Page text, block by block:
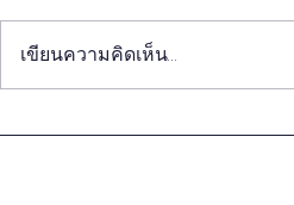
หนังสือ "วิชารัฐมนตรี" (ตอน
เขียนความคิดเห็น…